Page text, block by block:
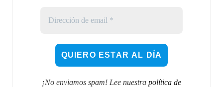
¡No enviamos spam! Lee nuestra política de